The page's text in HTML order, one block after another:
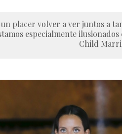
un placer volver a ver juntos a
especialmente
Child